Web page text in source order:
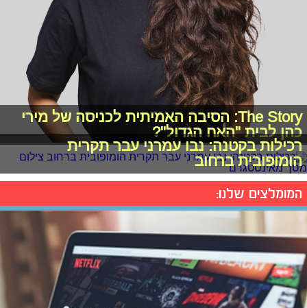
The Story: הסיבה האמיתית לכניסה של מירי
כהן לבית "האח הגדול"?
רכילות בקטנה: נבו עמרני עבר תקרית
הומופובית ברחוב
המומלצים שלנו: